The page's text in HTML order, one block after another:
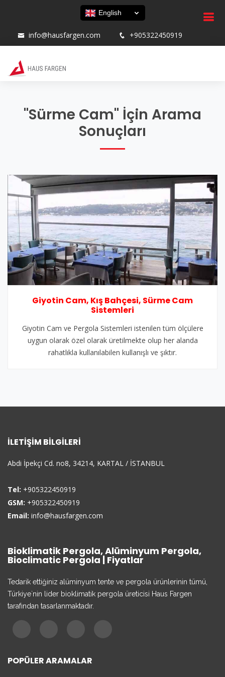
English
info@hausfargen.com +905322450919
"Sürme Cam" İçin Arama
Sonuçları
Giyotin Cam, Kış Bahçesi, Sürme Cam
Sistemleri
Giyotin Cam ve Pergola Sistemleri istenilen tüm ölçülere
uygun olarak özel olarak üretilmekte olup her alanda
rahatlıkla kullanılabilen kullanışlı ve şıktır.
İLETIŞIM BILGILERI
Abdi İpekçi Cd. no8, 34214, KARTAL / İSTANBUL
Tel: +905322450919
GSM: +905322450919
Email: info@hausfargen.com
Bioklimatik Pergola, Alüminyum Pergola,
Bioclimatic Pergola | Fiyatlar
Tedarik ettiğiniz alüminyum tente ve pergola ürünlerinin tümü,
Türkiye`nin lider bioklimatik pergola üreticisi Haus Fargen
tarafından tasarlanmaktadır.
POPÜLER ARAMALAR